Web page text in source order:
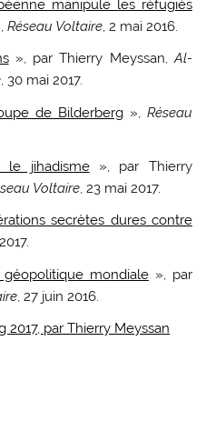
manipule les réfugiés
Réseau Voltaire, 2 mai 2016.
», par Thierry Meyssan,Al-
, 30 mai 2017.
de Bilderberg », Réseau
le jihadisme», par Thierry
Voltaire, 23 mai 2017.
secrètes dures contre
mondiale», par
, 27 juin 2016.
par Thierry Meyssan